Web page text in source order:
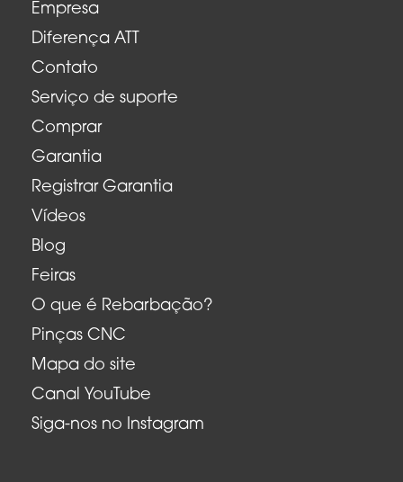
Empresa
Diferença ATT
Contato
Serviço de suporte
Comprar
Garantia
Registrar Garantia
Vídeos
Blog
Feiras
O que é Rebarbação?
Pinças CNC
Mapa do site
Canal YouTube
Siga-nos no Instagram